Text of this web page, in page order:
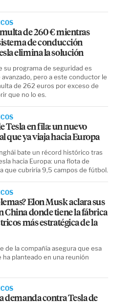
de 260 € mientras
de conducción
elimina la solución
su programa de seguridad es
pero a este conductor le
de 262 euros por exceso de
que no lo es.
Tesla en fila: un nuevo
que ya viaja hacia Europa
bate un récord histórico tras
hacia Europa: una flota de
que cubriría 9,5 campos de fútbol.
Elon Musk aclara sus
China donde tiene la fábrica
más estratégica de la
de la compañía asegura que esa
ha planteado en una reunión
demanda contra Tesla de